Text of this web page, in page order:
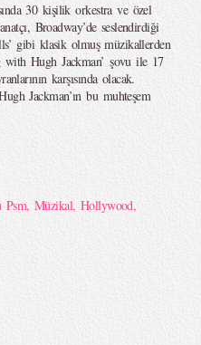
30 kişilik orkestra ve özel
Broadway’de seslendirdiği
gibi klasik olmuş müzikallerden
Hugh Jackman’ şovu ile 17
karşısında olacak.
Jackman’ın bu muhteşem
Psm, Müzikal, Hollywood,